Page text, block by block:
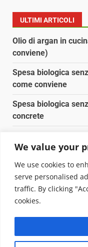
We value your
We use cookies to
serve personalised
traffic. By clicking
cookies.
articoli
ULTIMI ARTICOLI
Olio di argan in
conviene)
Spesa biologica
come conviene
Spesa biologica
concrete
Pulizia naturale
sostituiscono 10
Copyright © 2025
Questo blog non è
viene aggiornato